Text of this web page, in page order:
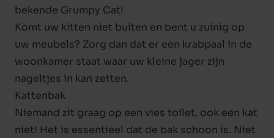
bekende Grumpy Cat!
Komt uw kitten niet buiten en bent u zuinig op
uw meubels? Zorg dan dat er een krabpaal in de
woonkamer staat waar uw kleine jager zijn
nageltjes in kan zetten.
Kattenbak
Niemand zit graag op een vies toilet, ook een kat
niet! Het is essentieel dat de bak schoon is. Niet